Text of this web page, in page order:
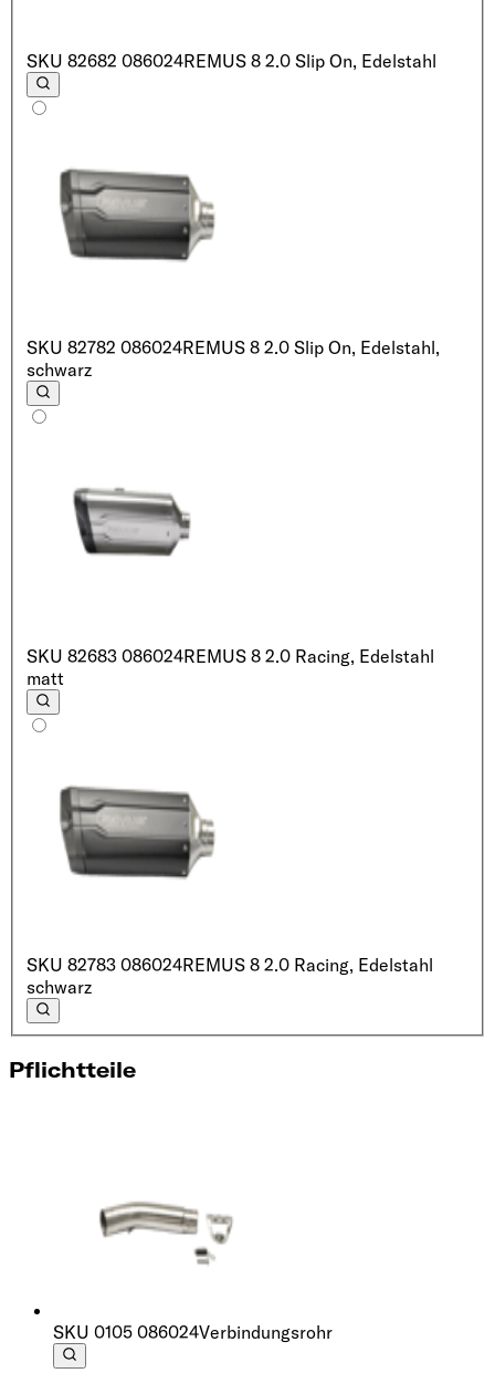
SKU 82682 086024REMUS 8 2.0 Slip On, Edelstahl
SKU 82782 086024REMUS 8 2.0 Slip On, Edelstahl,
schwarz
SKU 82683 086024REMUS 8 2.0 Racing, Edelstahl
matt
SKU 82783 086024REMUS 8 2.0 Racing, Edelstahl
schwarz
Pflichtteile
SKU 0105 086024Verbindungsrohr